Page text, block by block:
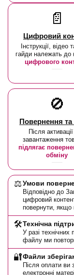
📄
Цифровий
Інструкції, відео
гайди належать до
цифрового
🚫
Повернення та
Після
завантаження
підлягає
обміну
⚖️Умови
Відповідно до
цифровий
повернути, якщо
🛠️Технічна
У разі
файлу ми
🔐Файли
Після оплати ви
електронні